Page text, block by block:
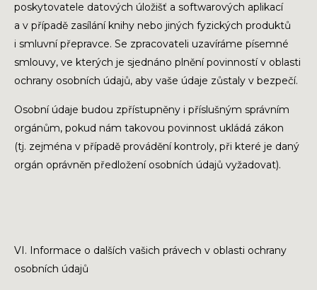
poskytovatele datových úložišť a softwarových aplikací
a v případě zasílání knihy nebo jiných fyzických produktů
i smluvní přepravce. Se zpracovateli uzavíráme písemné
smlouvy, ve kterých je sjednáno plnění povinností v oblasti
ochrany osobních údajů, aby vaše údaje zůstaly v bezpečí.
Osobní údaje budou zpřístupněny i příslušným správním
orgánům, pokud nám takovou povinnost ukládá zákon
(tj. zejména v případě provádění kontroly, při které je daný
orgán oprávněn předložení osobních údajů vyžadovat).
VI. Informace o dalších vašich právech v oblasti ochrany
osobních údajů